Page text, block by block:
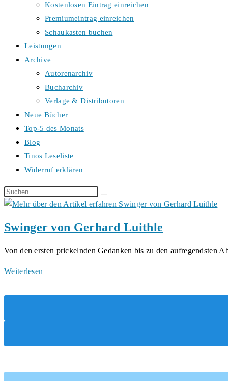
Kostenlosen Eintrag einreichen
Premiumeintrag einreichen
Schaukasten buchen
Leistungen
Archive
Autorenarchiv
Bucharchiv
Verlage & Distributoren
Neue Bücher
Top-5 des Monats
Blog
Tinos Leseliste
Widerruf erklären
Diese
Website
Swinger von Gerhard Luithle
Von den ersten prickelnden Gedanken bis zu den aufregendsten
Weiterlesen
Gerhard